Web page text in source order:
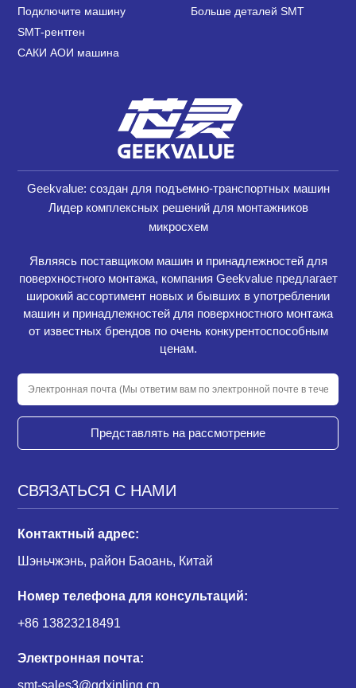
Подключите машину
SMT-рентген
САКИ АОИ машина
Больше деталей SMT
Geekvalue: создан для подъемно-транспортных машин
Лидер комплексных решений для монтажников
микросхем
Являясь поставщиком машин и принадлежностей для
поверхностного монтажа, компания Geekvalue предлагает
широкий ассортимент новых и бывших в употреблении
машин и принадлежностей для поверхностного монтажа
от известных брендов по очень конкурентоспособным
ценам.
Представлять на рассмотрение
СВЯЗАТЬСЯ С НАМИ
Контактный адрес:
Шэньчжэнь, район Баоань, Китай
Номер телефона для консультаций:
+86 13823218491
Электронная почта:
smt-sales3@gdxinling.cn